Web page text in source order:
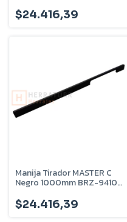
$24.416,39
Manija Tirador MASTER C
Negro 1000mm BRZ-9410-
$24.416,39